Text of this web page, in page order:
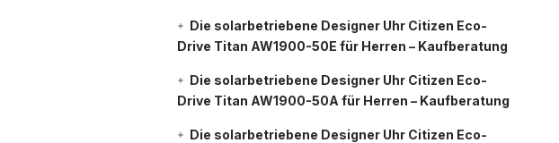
Die solarbetriebene Designer Uhr Citizen Eco-
Drive Titan AW1900-50E für Herren – Kaufberatung
Die solarbetriebene Designer Uhr Citizen Eco-
Drive Titan AW1900-50A für Herren – Kaufberatung
Die solarbetriebene Designer Uhr Citizen Eco-